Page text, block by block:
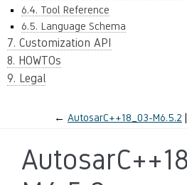
6.4. Tool Reference
6.5. Language Schema
7. Customization API
8. HOWTOs
9. Legal
← AutosarC++18_03-M6.5.2